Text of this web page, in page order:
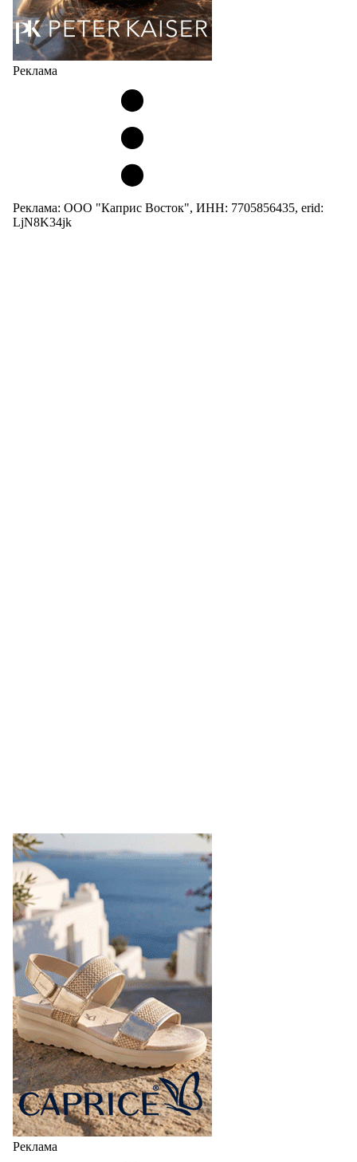
Реклама
Реклама: ООО "Каприс Восток", ИНН: 7705856435, erid:
LjN8K34jk
Реклама